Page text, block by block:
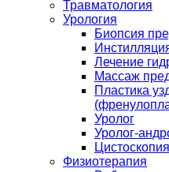
Травматология
Урология
Биопсия
Лечение
Массаж
Пластика
Уролог
Уролог-
Цистоскопия
Физиотерапия